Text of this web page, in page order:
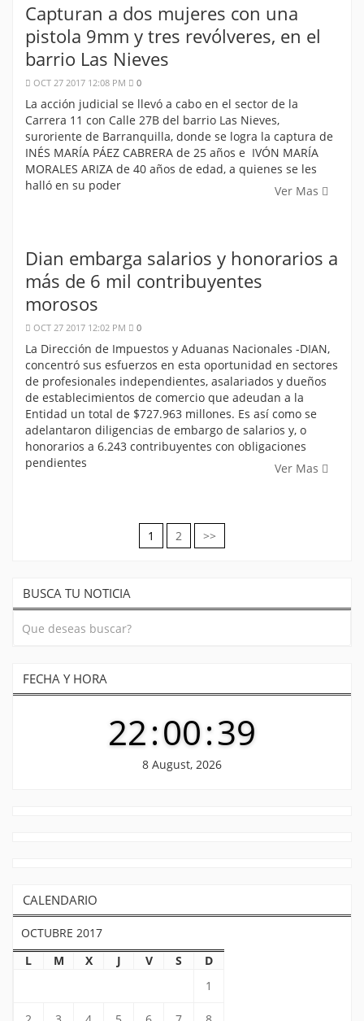
Capturan a dos mujeres con una
pistola 9mm y tres revólveres, en el
barrio Las Nieves
OCT 27 2017 12:08 PM 0
La acción judicial se llevó a cabo en el sector de la
Carrera 11 con Calle 27B del barrio Las Nieves,
suroriente de Barranquilla, donde se logra la captura de
INÉS MARÍA PÁEZ CABRERA de 25 años e IVÓN MARÍA
MORALES ARIZA de 40 años de edad, a quienes se les
halló en su poder
Ver Mas
Dian embarga salarios y honorarios a
más de 6 mil contribuyentes
morosos
OCT 27 2017 12:02 PM 0
La Dirección de Impuestos y Aduanas Nacionales -DIAN,
concentró sus esfuerzos en esta oportunidad en sectores
de profesionales independientes, asalariados y dueños
de establecimientos de comercio que adeudan a la
Entidad un total de $727.963 millones. Es así como se
adelantaron diligencias de embargo de salarios y, o
honorarios a 6.243 contribuyentes con obligaciones
pendientes
Ver Mas
Navegación
entradas
1 2 >>
BUSCA TU NOTICIA
FECHA Y HORA
22:00:39
8 August, 2026
CALENDARIO
OCTUBRE 2017
L
M X J V S
D
1